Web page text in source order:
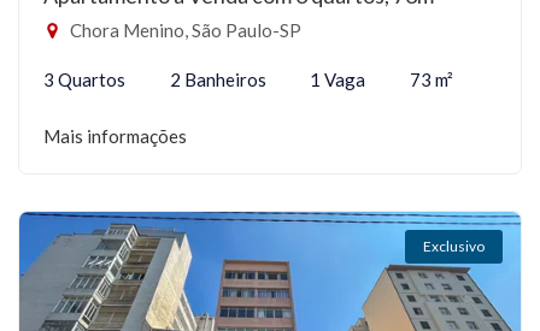
Chora Menino, São Paulo-SP
3 Quartos 2 Banheiros 1 Vaga 73 m²
Mais informações
Exclusivo